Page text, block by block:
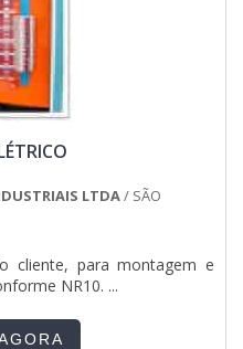
LTDA/ SÃO
cliente, para montagem e
NR10. ...